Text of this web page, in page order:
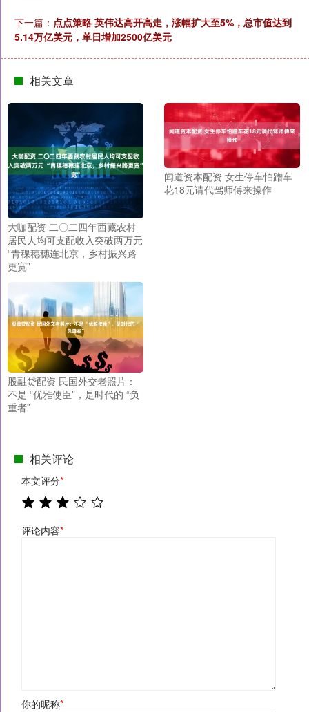
下一篇： 点点策略 英伟达高开高走，涨幅扩大至5%，总市值达到
5.14万亿美元，单日增加2500亿美元
相关文章
大咖配资 二〇二四年西藏农村
居民人均可支配收入突破两万元
“青稞穗穗连北京，乡村振兴路
更宽”
闻道资本配资 女生停车怕蹭车
花18元请代驾师傅来操作
股融贷配资 民国外交老照片：
不是 “优雅使臣”，是时代的 “负
重者”
相关评论
本文评分*
评论内容*
你的昵称*